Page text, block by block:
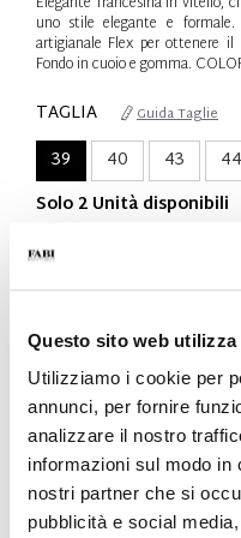
Questo sito web utilizza
Utilizziamo i cookie per
annunci, per fornire
analizzare il nostro
informazioni sul modo
nostri partner che si
pubblicità e social
uno stile elegante e formale.
artigianale Flex per ottenere
Fondo in cuoio e gomma.
TAGLIA Guida Taglie
39 40 43 44
Solo 2 Unità disponibili
QTÀ
+
-
SPEDIZIONI